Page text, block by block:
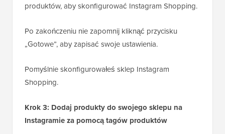
produktów, aby skonfigurować Instagram Shopping.
Po zakończeniu nie zapomnij kliknąć przycisku
„Gotowe”, aby zapisać swoje ustawienia.
Pomyślnie skonfigurowałeś sklep Instagram
Shopping.
Krok 3: Dodaj produkty do swojego sklepu na
Instagramie za pomocą tagów produktów